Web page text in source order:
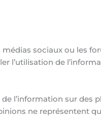
sociaux ou les
l’utilisation de
l’information sur
ne représentent